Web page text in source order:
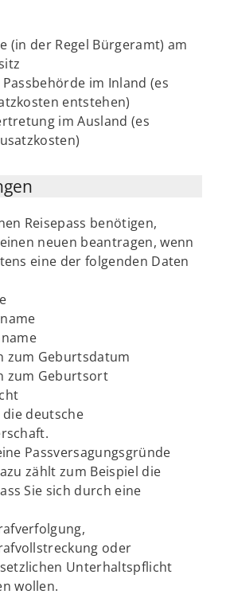
(in der Regel Bürgeramt) am
im Inland (es
entstehen)
im Ausland (es
Reisepass benötigen,
neuen beantragen, wenn
eine der folgenden Daten
zum Geburtsdatum
zum Geburtsort
die deutsche
Passversagungsgründe
zählt zum Beispiel die
Sie sich durch eine
oder
Unterhaltspflicht
wollen.